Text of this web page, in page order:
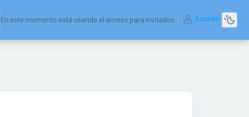
En este momento está usando el acceso para invitados Acceder